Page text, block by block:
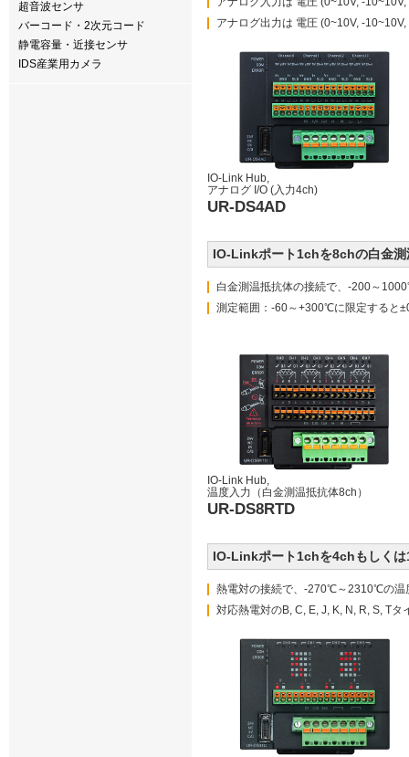
超音波センサ
バーコード・2次元コード
静電容量・近接センサ
IDS産業用カメラ
アナログ出力は 電圧 (0~10V, -
IO-Link Hub,
アナログ I/O (入力4ch)
UR-DS4AD
IO-Linkポート1chを8chの白金測
白金測温抵抗体の接続で、-200～
測定範囲：-60～+300℃に限定すると
IO-Link Hub,
温度入力（白金測温抵抗体8ch）
UR-DS8RTD
IO-Linkポート1chを4chもしく
熱電対の接続で、-270℃～2310℃の温
対応熱電対のB, C, E, J, K, N, R, S, Tタ